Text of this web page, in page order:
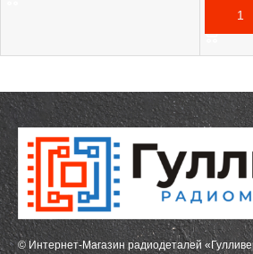
В
© Интернет-Магазин радиодеталей